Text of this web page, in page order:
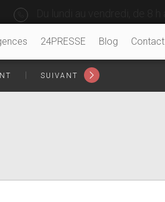
24PRESSE Blog Contact
SUIVANT